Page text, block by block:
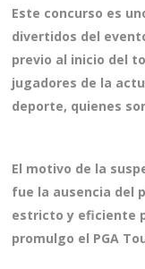
Este concurso es
divertidos del
previo al inicio del
jugadores de la
deporte, quienes
El motivo de la
fue la ausencia del
estricto y eficiente
promulgo el PGA